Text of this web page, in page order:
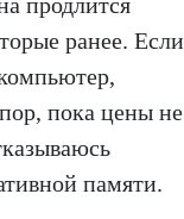
ранее. Если
пока цены не
памяти.